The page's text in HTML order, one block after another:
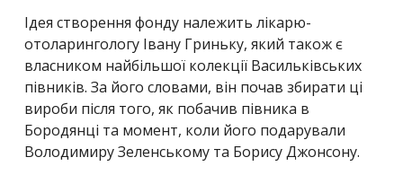
Ідея створення фонду належить лікарю-
отоларингологу Івану Гриньку, який також є
власником найбільшої колекції Васильківських
півників. За його словами, він почав збирати ці
вироби після того, як побачив півника в
Бородянці та момент, коли його подарували
Володимиру Зеленському та Борису Джонсону.